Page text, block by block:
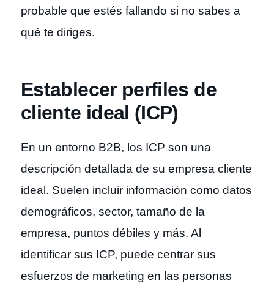
probable que estés fallando si no sabes a
qué te diriges.
Establecer perfiles de
cliente ideal (ICP)
En un entorno B2B, los ICP son una
descripción detallada de su empresa cliente
ideal. Suelen incluir información como datos
demográficos, sector, tamaño de la
empresa, puntos débiles y más. Al
identificar sus ICP, puede centrar sus
esfuerzos de marketing en las personas